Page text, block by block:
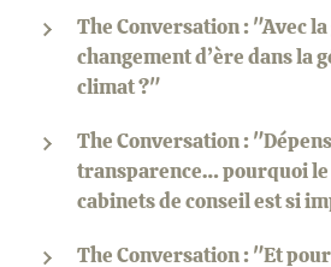
The Conversation : "Avec
changement d’ère dans la
climat ?"
The Conversation :
transparence… pourquoi le
cabinets de conseil est si
The Conversation : "Et